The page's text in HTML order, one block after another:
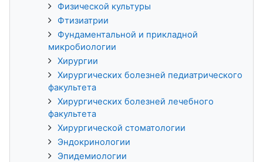
Физической культуры
Фтизиатрии
Фундаментальной и прикладной
микробиологии
Хирургии
Хирургических болезней педиатрического
факультета
Хирургических болезней лечебного
факультета
Хирургической стоматологии
Эндокринологии
Эпидемиологии